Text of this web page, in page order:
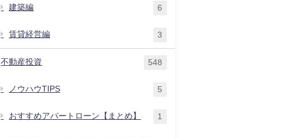
建築編 6
賃貸経営編 3
不動産投資 548
ノウハウTIPS 5
おすすめアパートローン【まとめ】 1